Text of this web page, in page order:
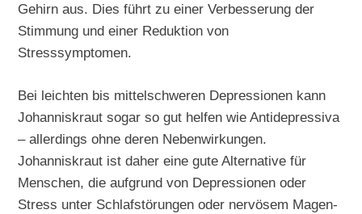
Gehirn aus. Dies führt zu einer Verbesserung der
Stimmung und einer Reduktion von
Stresssymptomen.
Bei leichten bis mittelschweren Depressionen kann
Johanniskraut sogar so gut helfen wie Antidepressiva
– allerdings ohne deren Nebenwirkungen.
Johanniskraut ist daher eine gute Alternative für
Menschen, die aufgrund von Depressionen oder
Stress unter Schlafstörungen oder nervösem Magen-